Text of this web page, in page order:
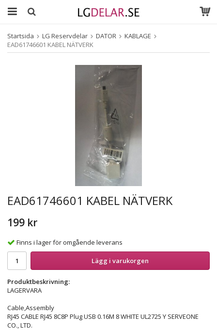
Startsida LG Reservdelar DATOR
KABLAGE
EAD61746601 KABEL NÄTVERK
EAD61746601 KABEL NÄTVERK
199 kr
Finns i lager för omgående leverans
Lägg i varukorgen
Produktbeskrivning:
LAGERVARA
Cable,Assembly
RJ45 CABLE RJ45 8C8P Plug USB 0.16M 8 WHITE UL2725 Y SERVEONE
CO., LTD.